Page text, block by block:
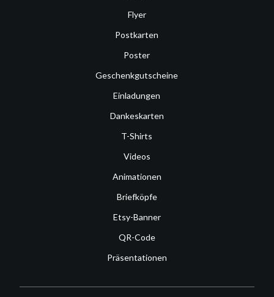
Flyer
Postkarten
Poster
Geschenkgutscheine
Einladungen
Dankeskarten
T-Shirts
Videos
Animationen
Briefköpfe
Etsy-Banner
QR-Code
Präsentationen